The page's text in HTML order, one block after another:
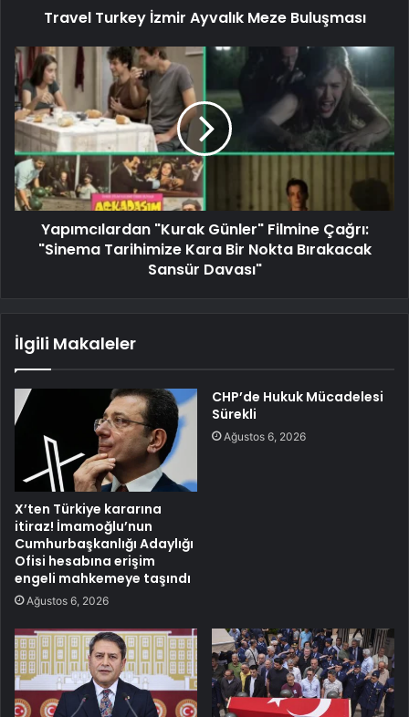
Travel Turkey İzmir Ayvalık Meze Buluşması
Yapımcılardan "Kurak Günler" Filmine Çağrı:
"Sinema Tarihimize Kara Bir Nokta Bırakacak
Sansür Davası"
İlgili Makaleler
X’ten Türkiye kararına
itiraz! İmamoğlu’nun
Cumhurbaşkanlığı Adaylığı
Ofisi hesabına erişim
engeli mahkemeye taşındı
Ağustos 6, 2026
CHP’de Hukuk Mücadelesi
Sürekli
Ağustos 6, 2026